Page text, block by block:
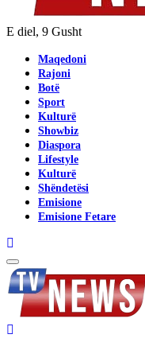
E diel, 9 Gusht
Maqedoni
Rajoni
Botë
Sport
Kulturë
Showbiz
Diaspora
Lifestyle
Kulturë
Shëndetësi
Emisione
Emisione Fetare